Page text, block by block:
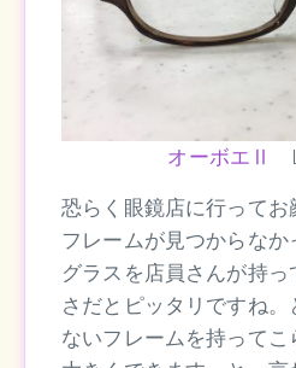
オーボエⅡ
恐らく眼鏡店に行ってお
フレームが見つからな
グラスを店員さんが持っ
さだとピッタリですね
ないフレームを持ってこ